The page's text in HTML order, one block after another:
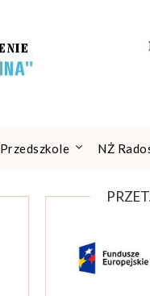
Przedszkole NŻ